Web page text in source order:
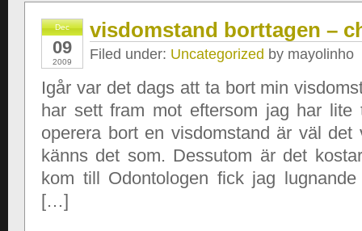
Dec
09
2009
visdomstand borttagen –
Filed under: Uncategorized by mayolinho
Igår var det dags att ta bort min
har sett fram mot eftersom jag har lite
operera bort en visdomstand är väl det
känns det som. Dessutom är det
kom till Odontologen fick jag
[…]